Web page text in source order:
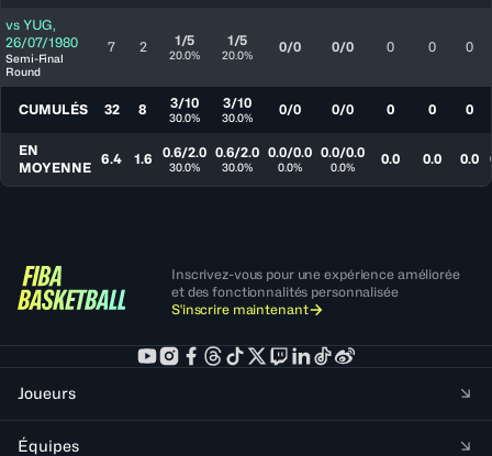
vs YUG,
26/07/1980
Semi-Final
Round
7 2 1/5
20.0%
1/5
20.0% 0/0 0/0 0 0 0
CUMULÉS 32 8 3/10
30.0%
3/10
30.0% 0/0 0/0 0 0 0
EN
MOYENNE
6.4 1.6 0.6/2.0
30.0%
0.6/2.0
30.0%
0.0/0.0
0.0%
0.0/0.0
0.0% 0.0 0.0 0.0
Inscrivez-vous pour une expérience améliorée
et des fonctionnalités personnalisée
S'inscrire maintenant
Joueurs
Équipes